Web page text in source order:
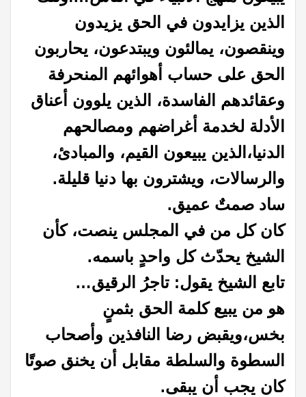
الذين يزايدون في الحق يزيدون
وينقصون، يمالئون ويبتدعون، يحاربون
الحق على حساب أهوائهم المنحرفة
وعقائدهم الفاسدة، الذين يلوون أعناق
الأدلة لخدمة أغراضهم ومصالحهم
الدنيا، الذين يبيعون القيم، والمبادئ،
والرسالات، ويشترون بها دنيا قليلة.
ساد صمتٌ عميق.
كان كل من في المجلس ينصت، كأن
الشيخ يحدّث كل واحدٍ باسمه.
تابع الشيخ يقول: تاجرُ الرقيق…
هو من يبيع كلمة الحق بثمنٍ
بخس،ويقبض رضا النافذين وأصحاب
السطوة والسلطة مقابل أن يخنق صوتًا
كان يجب أن يبقى.